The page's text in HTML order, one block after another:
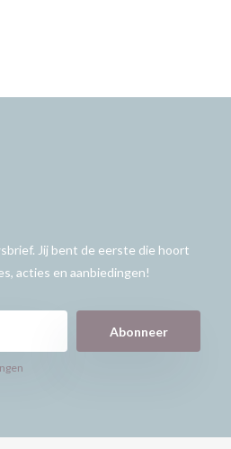
Jij bent de eerste die hoort
acties en aanbiedingen!
Abonneer